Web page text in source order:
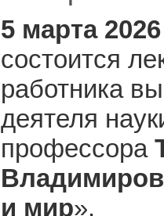
5 марта
состоится
работника
деятеля
профессора
и мир».